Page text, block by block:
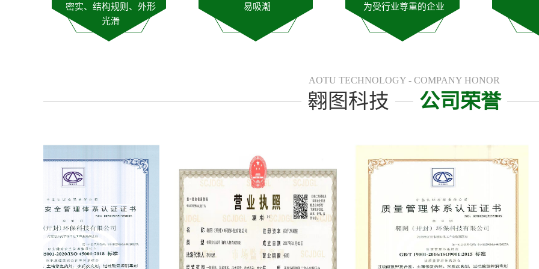
密实、结构规则、外形
光滑
易吸潮 为受行业尊重的企业
AOTU TECHNOLOGY - COMPANY HONOR
翱图科技 公司荣誉